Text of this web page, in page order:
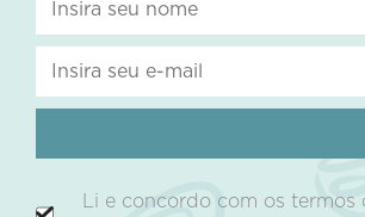
Li e concordo com os termos